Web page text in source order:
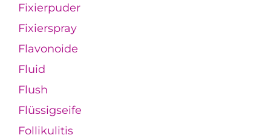
Fixierpuder
Fixierspray
Flavonoide
Fluid
Flush
Flüssigseife
Follikulitis